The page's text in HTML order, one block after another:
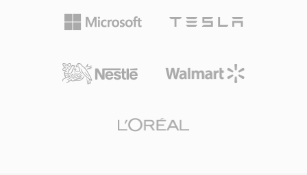
XA-bestanden tijdens het spelen vanaf de schijf
te blokkeren, waardoor doorlopende
achtergrondmuziek mogelijk was in één
gamebehoudspecialisten blijft XA één
kwantiseert en Huffman-codeert vervolgens
elke subband dienovereenkomstig. Typische
stereo, wat transparante kwaliteit oplevert met
eigenschappen verklaren waarom DVB-